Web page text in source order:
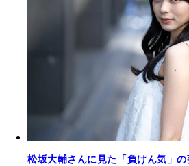
松坂大輔さんに見た「負けん気」